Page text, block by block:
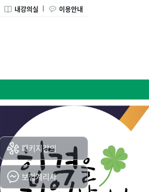
내강의실 이용안내
바로가기
패키지강의
보험계리사